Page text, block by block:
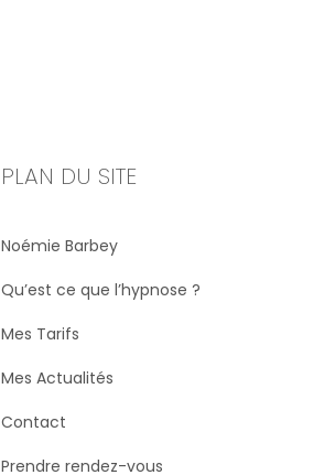
PLAN DU SITE
Noémie Barbey
Qu’est ce que l’hypnose ?
Mes Tarifs
Mes Actualités
Contact
Prendre rendez-vous